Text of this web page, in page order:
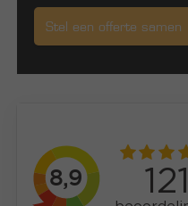
Stel een offerte samen